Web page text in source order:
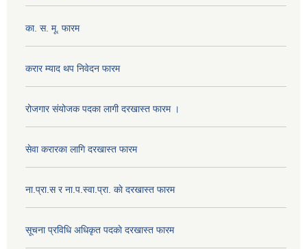
का. स. मू. फारम
करार म्याद थप निवेदन फारम
रोजगार संयोजक पदका लागी दरखास्त फारम ।
सेवा करारका लागि दरखास्त फारम
ना‍.प्रा.स र ना.प.स्वा.प्रा. काे दरखास्त फारम
सूचना प्रविधि अधिकृत पदकाे दरखास्त फारम